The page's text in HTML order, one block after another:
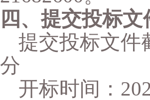
四、提交投标
提交投标文件
分
开标时间：